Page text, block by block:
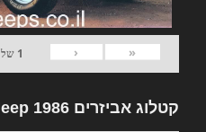
«
‹
1 של
קטלוג אביזרים Jeep 1986